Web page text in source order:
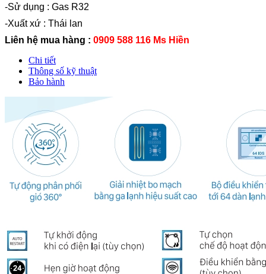
-Sử dụng : Gas R32
-Xuất xứ : Thái lan
Liên hệ mua hàng : 0909 588 116 Ms Hiền
Chi tiết
Thông số kỹ thuật
Bảo hành